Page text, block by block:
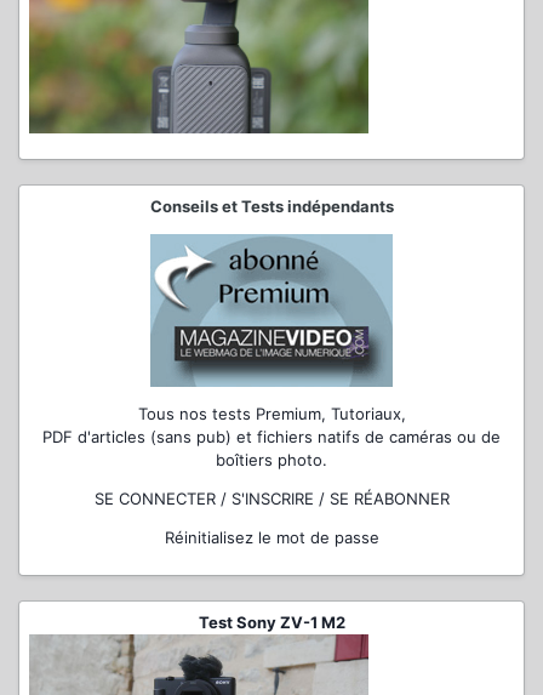
Conseils et Tests indépendants
Tous nos tests Premium, Tutoriaux,
PDF d'articles (sans pub) et fichiers natifs de caméras ou de
boîtiers photo.
SE CONNECTER / S'INSCRIRE / SE RÉABONNER
Réinitialisez le mot de passe
Test Sony ZV-1 M2